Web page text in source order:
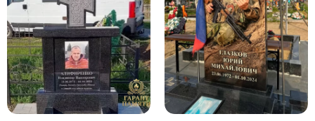
Памятники из гранита
Памятники из мрамора
Элитные памятники
Резные памятники
Мемориальные комплексы
Памятники с полноформатным фото